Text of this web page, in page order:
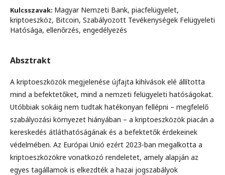
Kulcsszavak: Magyar Nemzeti Bank, piacfelügyelet,
kriptoeszköz, Bitcoin, Szabályozott Tevékenységek Felügyeleti
Hatósága, ellenőrzés, engedélyezés
Absztrakt
A kriptoeszközök megjelenése újfajta kihívások elé állította
mind a befektetőket, mind a nemzeti felügyeleti hatóságokat.
Utóbbiak sokáig nem tudtak hatékonyan fellépni – megfelelő
szabályozási környezet hiányában – a kriptoeszközök piacán a
kereskedés átláthatóságának és a befektetők érdekeinek
védelmében. Az Európai Unió ezért 2023-ban megalkotta a
kriptoeszközökre vonatkozó rendeletet, amely alapján az
egyes tagállamok is elkezdték a hazai jogszabályok